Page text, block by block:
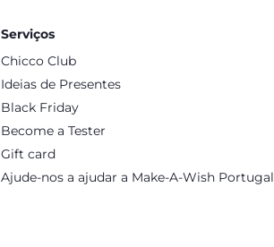
Serviços
Chicco Club
Ideias de Presentes
Black Friday
Become a Tester
Gift card
Ajude-nos a ajudar a Make-A-Wish Portugal